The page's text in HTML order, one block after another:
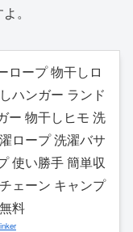
。
ロープ 物干しロ
ハンガー ランド
ー 物干しヒモ 洗
ロープ 洗濯バサ
使い勝手 簡単収
ェーン キャンプ
料